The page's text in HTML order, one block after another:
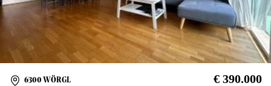
6300 WÖRGL € 390.000